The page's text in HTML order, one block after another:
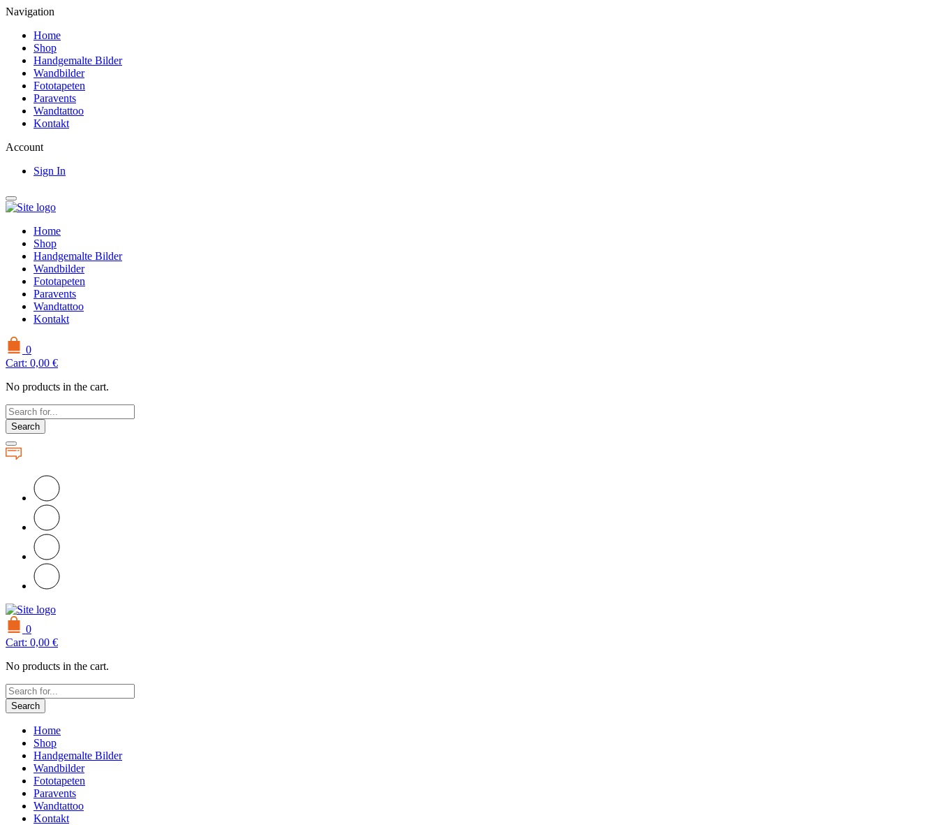
Navigation
Home
Shop
Handgemalte Bilder
Wandbilder
Fototapeten
Paravents
Wandtattoo
Kontakt
Account
Sign In
Home
Shop
Handgemalte Bilder
Wandbilder
Fototapeten
Paravents
Wandtattoo
Kontakt
0
Cart: 0,00 €
No products in the cart.
Search
0
Cart: 0,00 €
No products in the cart.
Search
Home
Shop
Handgemalte Bilder
Wandbilder
Fototapeten
Paravents
Wandtattoo
Kontakt